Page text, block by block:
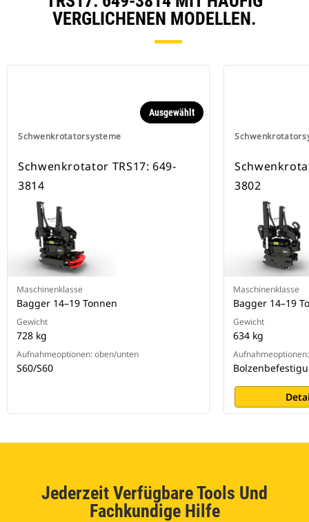
VERGLICHENEN MODELLEN.
Schwenkrotatorsysteme
Ausgewählt
Schwenkrotator TRS17: 649-
3814
Maschinenklasse
Bagger 14–19 Tonnen
Gewicht
728 kg
Aufnahmeoptionen: oben/unten
S60/S60
3802
Maschinenklasse
Bagger 14–19
Gewicht
634 kg
Jederzeit Verfügbare Tools Und
Fachkundige Hilfe